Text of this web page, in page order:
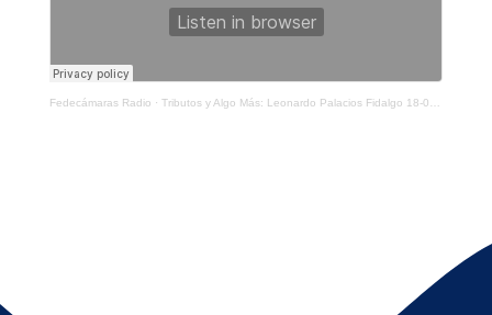
Fedecámaras Radio · Tributos y Algo Más: Leonardo Palacios Fidalgo 18-02-2020